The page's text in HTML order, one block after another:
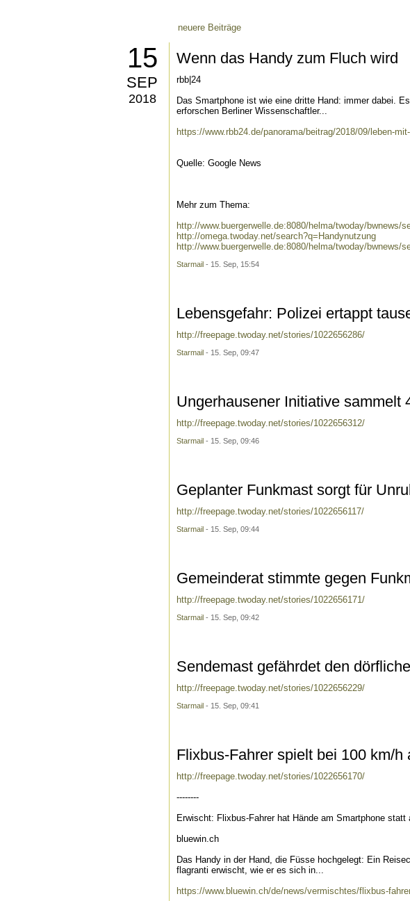
neuere Beiträge
15
SEP
2018
Wenn das Handy zum Fluch wird
rbb|24
Das Smartphone ist wie eine dritte Hand: immer dabei.
erforschen Berliner Wissenschaftler...
https://www.rbb24.de/panorama/beitrag/2018/09/leben-
Quelle: Google News
Mehr zum Thema:
http://www.buergerwelle.de:8080/helma/twoday/bwnews/
http://omega.twoday.net/search?q=Handynutzung
http://www.buergerwelle.de:8080/helma/twoday/bwnews/
Starmail - 15. Sep, 15:54
Lebensgefahr: Polizei ertappt
http://freepage.twoday.net/stories/1022656286/
Starmail - 15. Sep, 09:47
Ungerhausener Initiative sammelt
http://freepage.twoday.net/stories/1022656312/
Starmail - 15. Sep, 09:46
Geplanter Funkmast sorgt für
http://freepage.twoday.net/stories/1022656117/
Starmail - 15. Sep, 09:44
Gemeinderat stimmte gegen
http://freepage.twoday.net/stories/1022656171/
Starmail - 15. Sep, 09:42
Sendemast gefährdet den
http://freepage.twoday.net/stories/1022656229/
Starmail - 15. Sep, 09:41
Flixbus-Fahrer spielt bei 100 km/
http://freepage.twoday.net/stories/1022656170/
--------
Erwischt: Flixbus-Fahrer hat Hände am Smartphone statt
bluewin.ch
Das Handy in der Hand, die Füsse hochgelegt: Ein
flagranti erwischt, wie er es sich in...
https://www.bluewin.ch/de/news/vermischtes/flixbus-